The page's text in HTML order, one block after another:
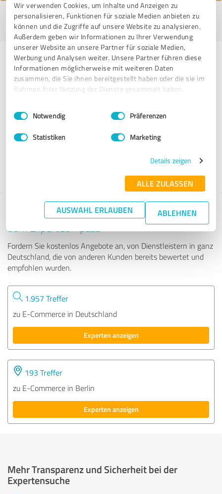
Wir verwenden Cookies, um Inhalte und Anzeigen zu
personalisieren, Funktionen für soziale Medien anbieten zu
können und die Zugriffe auf unsere Website zu analysieren.
Außerdem geben wir Informationen zu Ihrer Verwendung
unserer Website an unsere Partner für soziale Medien,
Werbung und Analysen weiter. Unsere Partner führen diese
Informationen möglicherweise mit weiteren Daten
zusammen, die Sie ihnen bereitgestellt haben oder die sie im
Rahmen Ihrer Nutzung der Dienste gesammelt haben.
Impressum Datenschutzbestimmungen
Einwilligungsauswahl
Notwendig Präferenzen
Statistiken Marketing
Details zeigen
ALLE ZULASSEN
AUSWAHL ERLAUBEN ABLEHNEN
Profil aktiv seit 15.08.2021 |Letzte Aktualisierung: 01.07.2022|Profil
melden
Erfahrungen zu weiteren
Anbietern aus dem Bereich E-
Commerce
Ulber24
Tipp: Die passenden Experten finden - mit
dem ExpertCompass
Fordern Sie kostenlos Angebote an, von Dienstleistern in ganz
Deutschland, die von anderen Kunden bereits bewertet und
empfohlen wurden.
1.957 Treffer
zu E-Commerce in Deutschland
Experten anzeigen
193 Treffer
zu E-Commerce in Berlin
Experten anzeigen
Mehr Transparenz und Sicherheit bei der
Expertensuche